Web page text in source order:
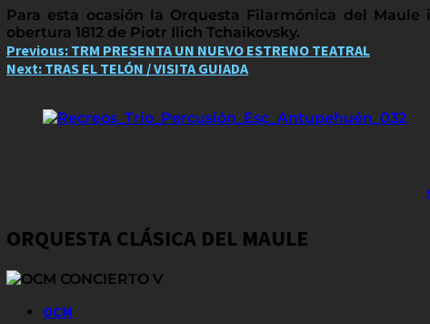
Para esta ocasión la Orquesta Filarmónica del
obertura 1812 de Piotr Ilich Tchaikovsky.
Post
navigation
Previous: TRM PRESENTA UN NUEVO ESTRENO TEATRAL
Next: TRAS EL TELÓN / VISITA GUIADA
ORQUESTA CLÁSICA DEL MAULE
OCM